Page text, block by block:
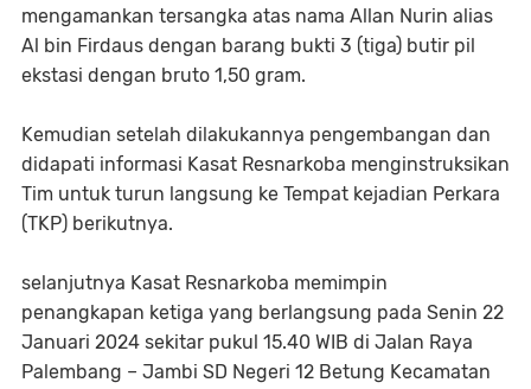
mengamankan tersangka atas nama Allan Nurin alias
Al bin Firdaus dengan barang bukti 3 (tiga) butir pil
ekstasi dengan bruto 1,50 gram.
Kemudian setelah dilakukannya pengembangan dan
didapati informasi Kasat Resnarkoba menginstruksikan
Tim untuk turun langsung ke Tempat kejadian Perkara
(TKP) berikutnya.
selanjutnya Kasat Resnarkoba memimpin
penangkapan ketiga yang berlangsung pada Senin 22
Januari 2024 sekitar pukul 15.40 WIB di Jalan Raya
Palembang – Jambi SD Negeri 12 Betung Kecamatan